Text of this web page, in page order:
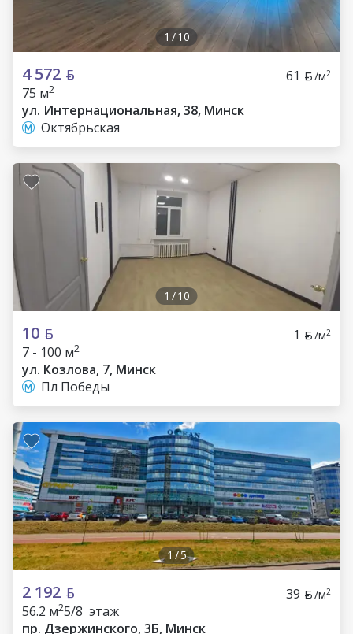
1 /10
4 572 61 /м2
75 м2
ул. Интернациональная, 38, Минск
Октябрьская
1 /10
10 1 /м2
7 - 100 м2
ул. Козлова, 7, Минск
Пл Победы
1/5
2 192 39 /м2
56.2 м25/8 этаж
пр. Дзержинского, 3Б, Минск